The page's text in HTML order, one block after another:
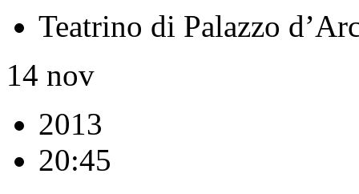
Teatrino di Palazzo
14 nov
2013
20:45